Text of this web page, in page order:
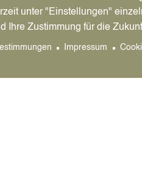
sind Eltern und
unter "Einstellungen"
Ihre Zustimmung für die
Impressum